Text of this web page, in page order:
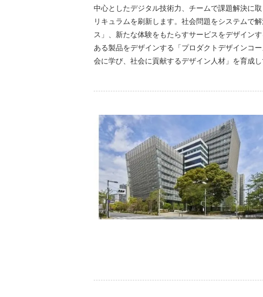
中⼼としたデジタル技術⼒、チームで課題解決に
リキュラムを刷新します。社会問題をシステムで
ス」、新たな体験をもたらすサービスをデザイン
ある製品をデザインする「プロダクトデザインコ
会に学び、社会に貢献するデザイン人材」を育成し